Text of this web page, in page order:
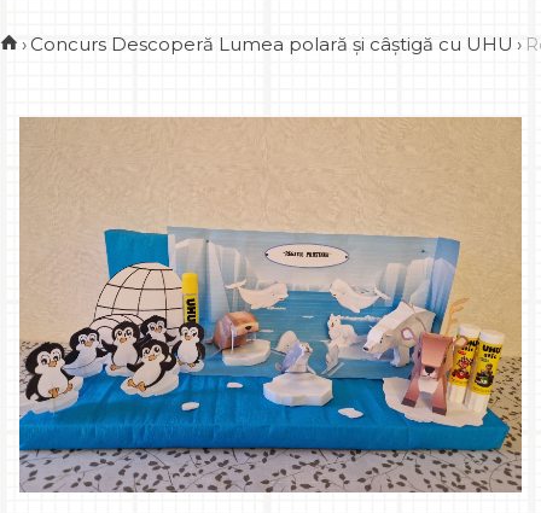
› Concurs Descoperă Lumea polară și câștigă cu UHU ›